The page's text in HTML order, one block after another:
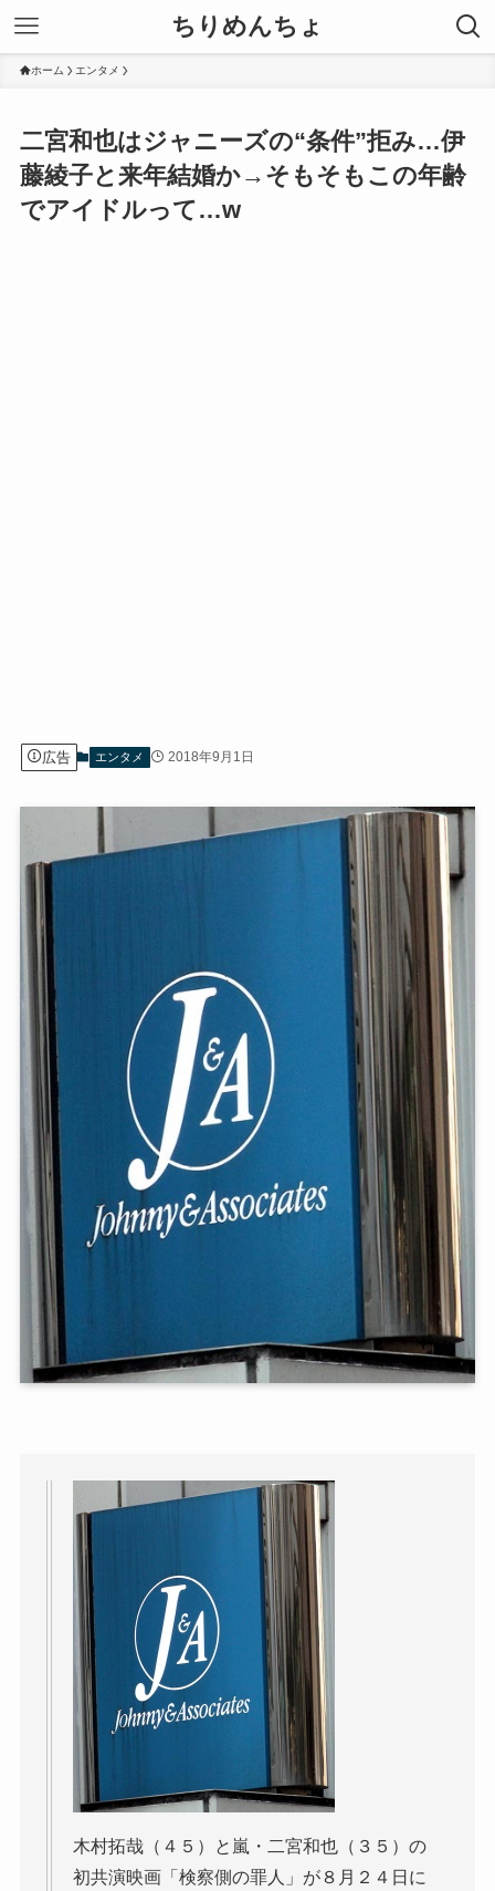
ちりめんちょ
ホーム エンタメ
二宮和也はジャニーズの“条件”拒み…伊
藤綾子と来年結婚か→そもそもこの年齢
でアイドルって…w
広告 エンタメ 2018年9月1日
木村拓哉（４５）と嵐・二宮和也（３５）の
初共演映画「検察側の罪人」が８月２４日に